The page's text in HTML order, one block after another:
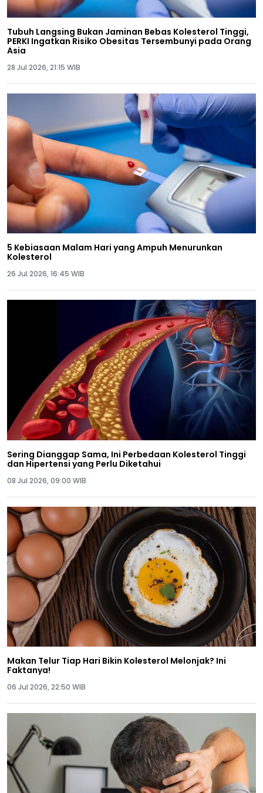
Tubuh Langsing Bukan Jaminan Bebas Kolesterol Tinggi,
PERKI Ingatkan Risiko Obesitas Tersembunyi pada Orang
Asia
28 Jul 2026, 21:15 WIB
5 Kebiasaan Malam Hari yang Ampuh Menurunkan
Kolesterol
26 Jul 2026, 16:45 WIB
Sering Dianggap Sama, Ini Perbedaan Kolesterol Tinggi
dan Hipertensi yang Perlu Diketahui
08 Jul 2026, 09:00 WIB
Makan Telur Tiap Hari Bikin Kolesterol Melonjak? Ini
Faktanya!
06 Jul 2026, 22:50 WIB